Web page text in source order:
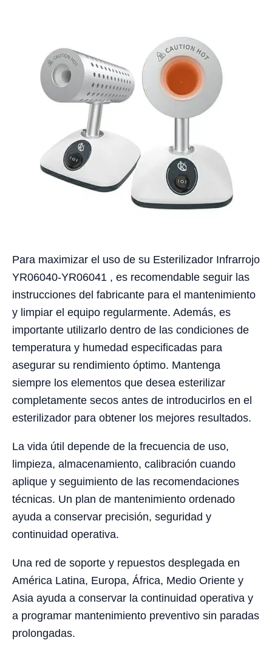
Para maximizar el uso de su Esterilizador Infrarrojo
YR06040-YR06041 , es recomendable seguir las
instrucciones del fabricante para el mantenimiento
y limpiar el equipo regularmente. Además, es
importante utilizarlo dentro de las condiciones de
temperatura y humedad especificadas para
asegurar su rendimiento óptimo. Mantenga
siempre los elementos que desea esterilizar
completamente secos antes de introducirlos en el
esterilizador para obtener los mejores resultados.
La vida útil depende de la frecuencia de uso,
limpieza, almacenamiento, calibración cuando
aplique y seguimiento de las recomendaciones
técnicas. Un plan de mantenimiento ordenado
ayuda a conservar precisión, seguridad y
continuidad operativa.
Una red de soporte y repuestos desplegada en
América Latina, Europa, África, Medio Oriente y
Asia ayuda a conservar la continuidad operativa y
a programar mantenimiento preventivo sin paradas
prolongadas.